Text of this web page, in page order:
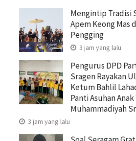
Mengintip Tradisi
Apem Keong Mas
Pengging
3 jam yang lalu
Pengurus DPD
Sragen Rayakan
Ketum Bahlil
Panti Asuhan
Muhammadiyah
3 jam yang lalu